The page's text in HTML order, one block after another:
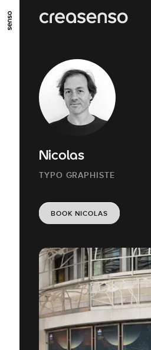
GO TO MAIN CONTENT
Nicolas
TYPO GRAPHISTE
BOOK NICOLAS